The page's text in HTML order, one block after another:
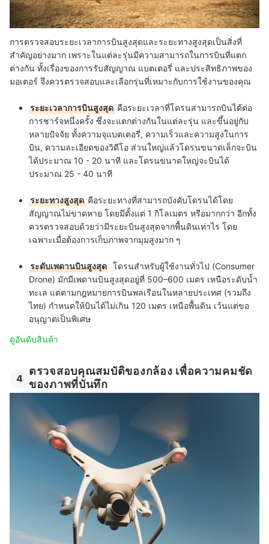
การตรวจสอบระยะเวลาการบินสูงสุดและระยะทางสูงสุดเป็นสิ่งที่
สำคัญอย่างมาก เพราะในแต่ละรุ่นมีความสามารถในการบินที่แตก
ต่างกัน ทั้งเรื่องของการรับสัญญาณ แบตเตอรี่ และประสิทธิภาพของ
มอเตอร์ จึงควรตรวจสอบและเลือกรุ่นที่เหมาะกับการใช้งานของคุณ
ระยะเวลาการบินสูงสุด คือระยะเวลาที่โดรนสามารถบินได้ต่อ
การชาร์จหนึ่งครั้ง ซึ่งจะแตกต่างกันในแต่ละรุ่น และขึ้นอยู่กับ
หลายปัจจัย ทั้งความจุแบตเตอรี่, ความเร็วและความสูงในการ
บิน, ความละเอียดของวิดีโอ ส่วนใหญ่แล้วโดรนขนาดเล็กจะบิน
ได้ประมาณ 10 - 20 นาที และโดรนขนาดใหญ่จะบินได้
ประมาณ 25 - 40 นาที
ระยะทางสูงสุด คือระยะทางที่สามารถบังคับโดรนได้โดย
สัญญาณไม่ขาดหาย โดยมีตั้งแต่ 1 กิโลเมตร หรือมากกว่า อีกทั้ง
ควรตรวจสอบด้วยว่ามีระยะบินสูงสุดจากพื้นดินเท่าไร โดย
เฉพาะเมื่อต้องการเก็บภาพจากมุมสูงมาก ๆ
ระดับเพดานบินสูงสุด โดรนสำหรับผู้ใช้งานทั่วไป (Consumer
Drone) มักมีเพดานบินสูงสุดอยู่ที่ 500–600 เมตร เหนือระดับน้ำ
ทะเล แต่ตามกฎหมายการบินพลเรือนในหลายประเทศ (รวมถึง
ไทย) กำหนดให้บินได้ไม่เกิน 120 เมตร เหนือพื้นดิน เว้นแต่ขอ
อนุญาตเป็นพิเศษ
ดูอันดับสินค้า
4
ตรวจสอบคุณสมบัติของกล้อง เพื่อความคมชัด
ของภาพที่บันทึก